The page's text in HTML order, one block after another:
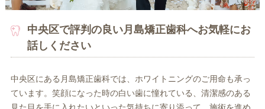
中央区で評判の良い月島矯正歯科へお気軽にお
話しください
中央区にある月島矯正歯科では、ホワイトニングのご用命も承っ
ています。笑顔になった時の白い歯に憧れている、清潔感のある